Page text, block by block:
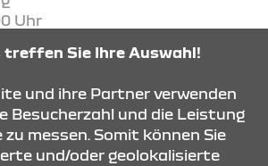
Uhr
Uhr
treffen Sie Ihre Auswahl!
und ihre Partner verwenden
Besucherzahl und die Leistung
zu messen. Somit können Sie
und/oder geolokalisierte